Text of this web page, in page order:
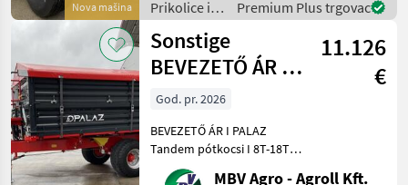
Nova mašina
legnagyobb PALAZ
keresked
Prikolice i
transportna
vozila /
Sonstige
Premium Plus trgovac
Sonstige
BEVEZETŐ ÁR I
PALAZ Tandem
pótkocsi I 8T-18T
11.126
€
God. pr. 2026
BEVEZETŐ ÁR I PALAZ
Tandem pótkocsi I 8T-18T
Ha PALAZ akkor kizárólag
MBV Agro - Agroll Kft.